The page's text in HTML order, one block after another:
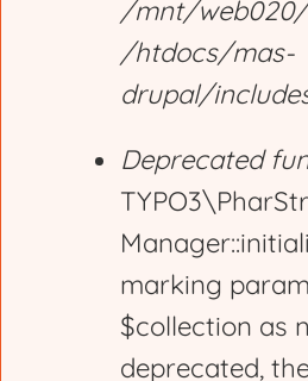
/mnt/web020/
/htdocs/mas-
drupal/
Deprecated
marking
$collection as
deprecated,